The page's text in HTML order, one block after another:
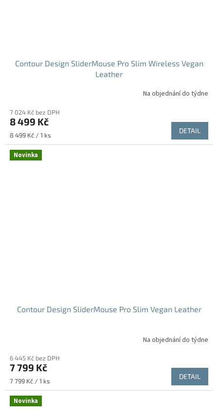
Contour Design SliderMouse Pro Slim Wireless Vegan
Leather
Na objednání do týdne
7 024 Kč bez DPH
8 499 Kč
Měrná
cena:
8 499 Kč / 1 ks
DETAIL
Novinka
Contour Design SliderMouse Pro Slim Vegan Leather
Na objednání do týdne
6 445 Kč bez DPH
7 799 Kč
Měrná
cena:
7 799 Kč / 1 ks
DETAIL
Novinka